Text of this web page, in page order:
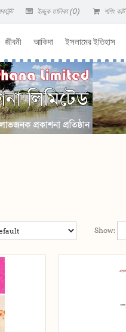
ইচ্ছুক তালিকা (0) শপিং কার্ট
জীবনী আকিদা ইসলামের ইতিহাস
Show: